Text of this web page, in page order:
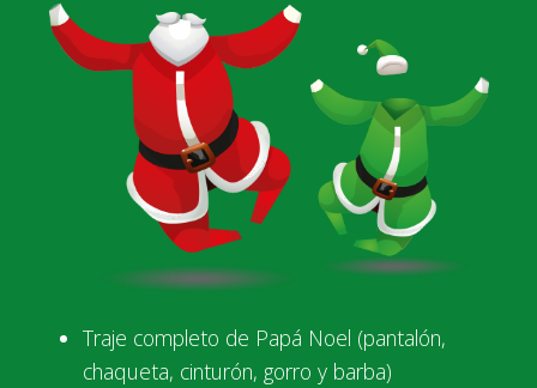
Traje completo de Papá Noel (pantalón,
chaqueta, cinturón, gorro y barba)